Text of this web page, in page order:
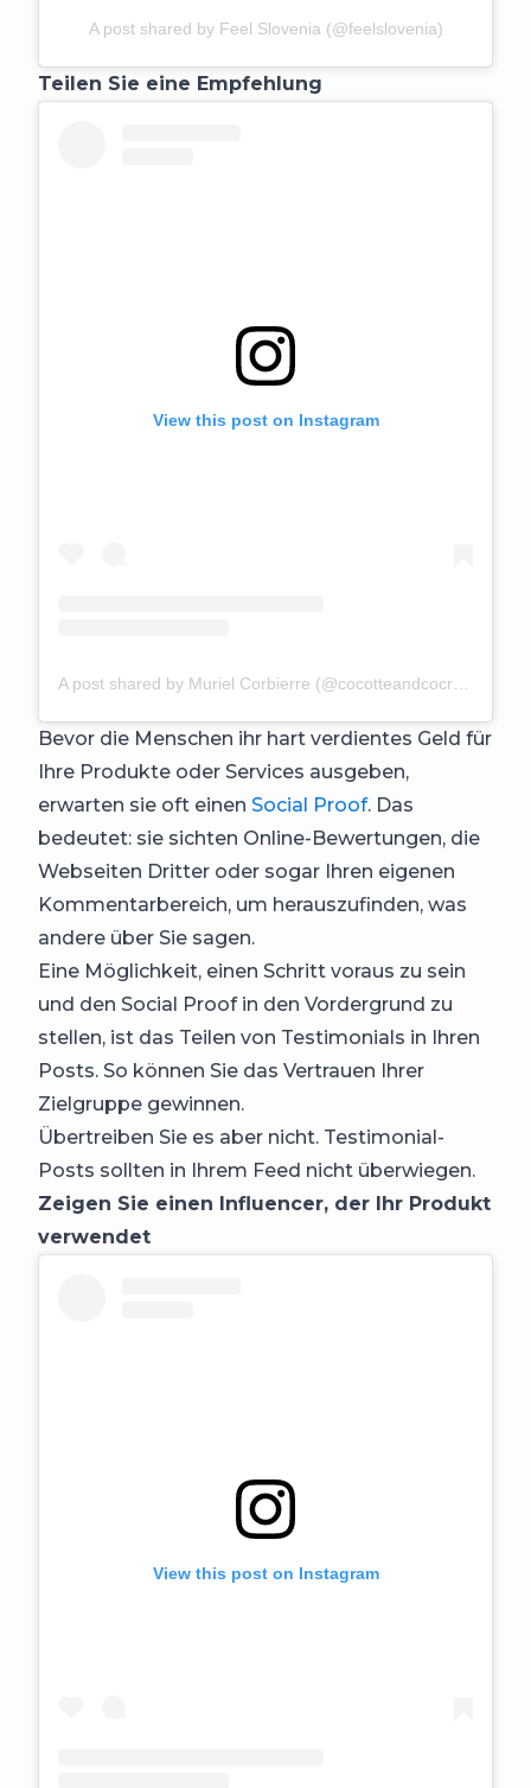
A post shared by Feel Slovenia (@feelslovenia)
Teilen Sie eine Empfehlung
View this post on Instagram
Bevor die Menschen ihr hart verdientes Geld für
Ihre Produkte oder Services ausgeben,
erwarten sie oft einen Social Proof. Das
bedeutet: sie sichten Online-Bewertungen, die
Webseiten Dritter oder sogar Ihren eigenen
Kommentarbereich, um herauszufinden, was
andere über Sie sagen.
Eine Möglichkeit, einen Schritt voraus zu sein
und den Social Proof in den Vordergrund zu
stellen, ist das Teilen von Testimonials in Ihren
Posts. So können Sie das Vertrauen Ihrer
Zielgruppe gewinnen.
Übertreiben Sie es aber nicht. Testimonial-
Posts sollten in Ihrem Feed nicht überwiegen.
Zeigen Sie einen Influencer, der Ihr Produkt
verwendet
View this post on Instagram